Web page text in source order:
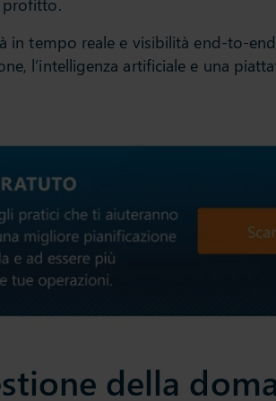
profitto.
in tempo reale e visibilità end-to-
l’intelligenza artificiale e una
della